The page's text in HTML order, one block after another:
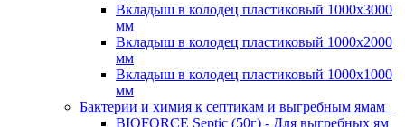
Вкладыш в колодец пластиковый 1000х3000
мм
Вкладыш в колодец пластиковый 1000х2000
мм
Вкладыш в колодец пластиковый 1000х1000
мм
Бактерии и химия к септикам и выгребным ямам
BIOFORCE Septic (50г) - Для выгребных ям